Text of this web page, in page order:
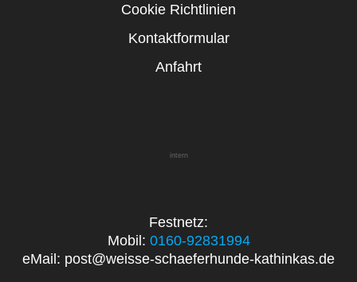
Cookie Richtlinien
Kontaktformular
Anfahrt
intern
Festnetz:
Mobil: 0160-92831994
eMail: post@weisse-schaeferhunde-kathinkas.de